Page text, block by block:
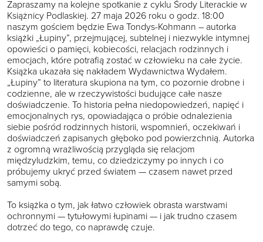
Zapraszamy na kolejne spotkanie z cyklu Środy Literackie w
Książnicy Podlaskiej. 27 maja 2026 roku o godz. 18:00
naszym gościem będzie Ewa Tondys-Kohmann – autorka
książki „Łupiny”, przejmującej, subtelnej i niezwykle intymnej
opowieści o pamięci, kobiecości, relacjach rodzinnych i
emocjach, które potrafią zostać w człowieku na całe życie.
Książka ukazała się nakładem Wydawnictwa Wydałem.
„Łupiny” to literatura skupiona na tym, co pozornie drobne i
codzienne, ale w rzeczywistości budujące całe nasze
doświadczenie. To historia pełna niedopowiedzeń, napięć i
emocjonalnych rys, opowiadająca o próbie odnalezienia
siebie pośród rodzinnych historii, wspomnień, oczekiwań i
doświadczeń zapisanych głęboko pod powierzchnią. Autorka
z ogromną wrażliwością przygląda się relacjom
międzyludzkim, temu, co dziedziczymy po innych i co
próbujemy ukryć przed światem — czasem nawet przed
samymi sobą.
To książka o tym, jak łatwo człowiek obrasta warstwami
ochronnymi — tytułowymi łupinami — i jak trudno czasem
dotrzeć do tego, co naprawdę czuje.